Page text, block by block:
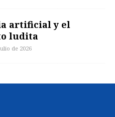
artificial y el
ludita
de 2026